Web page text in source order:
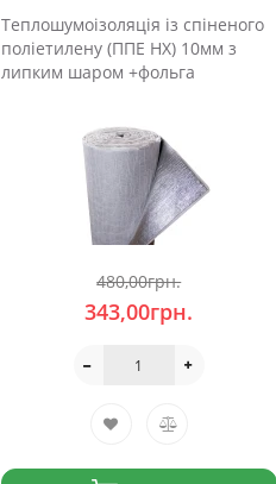
Теплошумоізоляція із спіненого
поліетилену (ППЕ НХ) 10мм з
липким шаром +фольга
480,00грн.
343,00грн.